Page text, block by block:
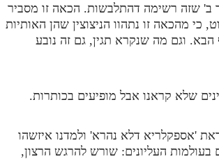
ב' שזה רשימה דהתלבשות. הכאה זו מסביר
כי מהכאה זו נתהוו הניצוצין שהן האותיות
וגם מה שנקרא תגין, גם זה נובע
שלא קראנו אבל מופיעים בכותרות.
'אספקלריא דלא נהרא' ולמדנו איזשהו
העליונים: שורש להרגש הרצון,